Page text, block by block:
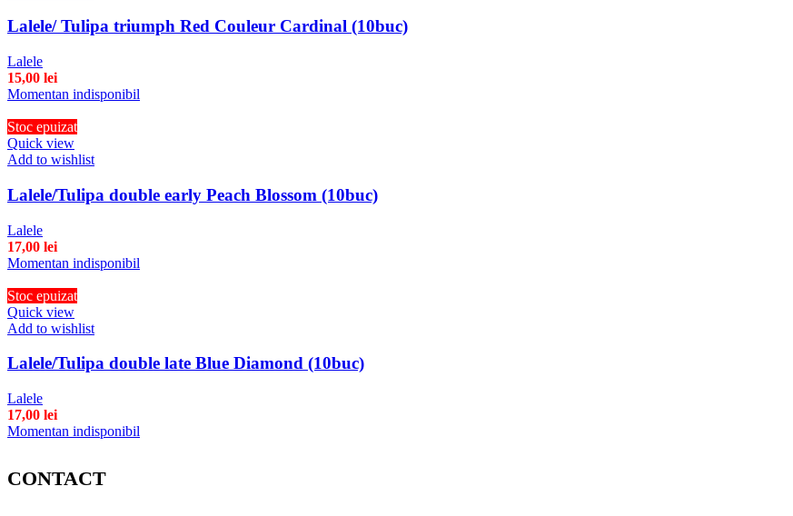
Lalele/ Tulipa triumph Red Couleur Cardinal (10buc)
Lalele
15,00 lei
Momentan indisponibil
Stoc epuizat
Quick view
Add to wishlist
Lalele/Tulipa double early Peach Blossom (10buc)
Lalele
17,00 lei
Momentan indisponibil
Stoc epuizat
Quick view
Add to wishlist
Lalele/Tulipa double late Blue Diamond (10buc)
Lalele
17,00 lei
Momentan indisponibil
CONTACT